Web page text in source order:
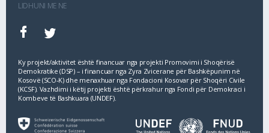
LIDHUNI ME NE
Ky projekt/aktivitet është financuar nga projekti Promovimi i Shoqërisë
Demokratike (DSP) – i financuar nga Zyra Zvicerane për Bashkëpunim në
Kosovë (SCO‐K) dhe menaxhuar nga Fondacioni Kosovar për Shoqëri Civile
(KCSF). Vazhdimi i këtij projekti është përkrahur nga Fondi për Demokraci i
Kombeve të Bashkuara (UNDEF).